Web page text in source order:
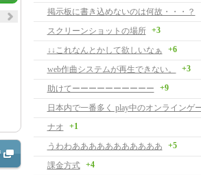
掲示板に書き込めないのは何故・・・？
スクリーンショットの場所 +3
↓↓これなんとかして欲しいなぁ +6
web作曲システムが再生できない。 +3
助けてーーーーーーーーーー +9
ナオ +1
うわわあああああああああああ +5
課金方式 +4